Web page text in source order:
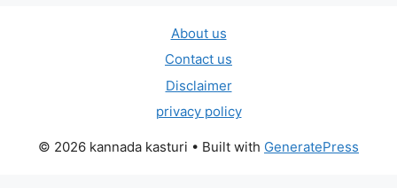
About us
Contact us
Disclaimer
privacy policy
© 2026 kannada kasturi • Built with GeneratePress